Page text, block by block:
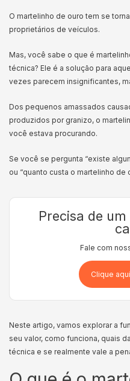
O martelinho de ouro tem se
proprietários de veículos.
Mas, você sabe o que é
técnica? Ele é a solução para
vezes parecem insignificantes,
Dos pequenos amassados
produzidos por granizo, o
você estava procurando.
Se você se pergunta “existe
ou “quanto custa o martelinho de
Precisa de
Fale com
Clique
Neste artigo, vamos explorar a
seu valor, como funciona, quais
técnica e se realmente vale a